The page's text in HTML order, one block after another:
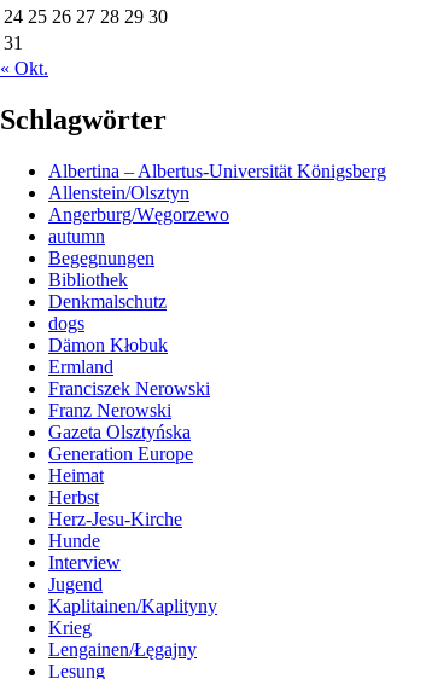
24 25 26 27 28 29 30
31
« Okt.
Schlagwörter
Albertina – Albertus-Universität Königsberg
Allenstein/Olsztyn
Angerburg/Węgorzewo
autumn
Begegnungen
Bibliothek
Denkmalschutz
dogs
Dämon Kłobuk
Ermland
Franciszek Nerowski
Franz Nerowski
Gazeta Olsztyńska
Generation Europe
Heimat
Herbst
Herz-Jesu-Kirche
Hunde
Interview
Jugend
Kaplitainen/Kaplityny
Krieg
Lengainen/Łęgajny
Lesung